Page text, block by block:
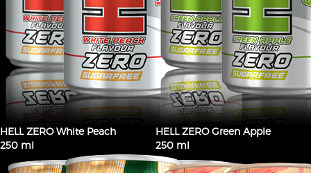
HELL ZERO White Peach
250 ml
HELL ZERO Green Apple
250 ml